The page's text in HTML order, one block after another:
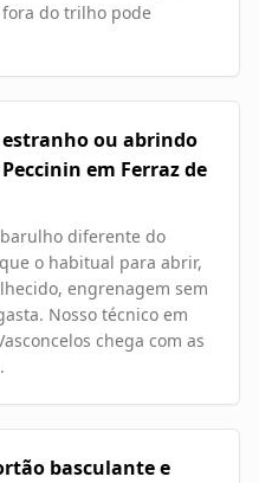
do trilho pode
ou abrindo
em Ferraz de
diferente do
o habitual para abrir,
engrenagem sem
Nosso técnico em
chega com as
basculante e